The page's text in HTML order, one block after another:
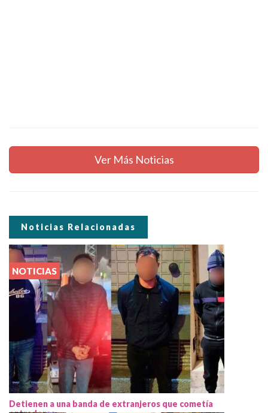
Ver Más Noticias
Noticias Relacionadas
NOTICIAS
Detienen a una banda de extranjeros que cometía